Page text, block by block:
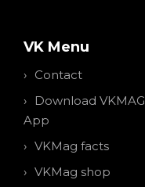
VK Menu
Contact
Download VKMAG
App
VKMag facts
VKMag shop